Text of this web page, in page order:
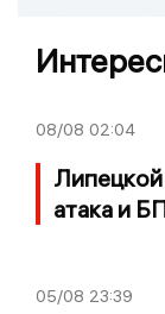
08/08 02:04
Липецкой
атака и
05/08 23:39